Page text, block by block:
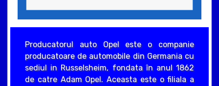
Producatorul auto Opel este o companie
producatoare de automobile din Germania cu
sediul in Russelsheim, fondata în anul 1862
de catre Adam Opel. Aceasta este o filiala a